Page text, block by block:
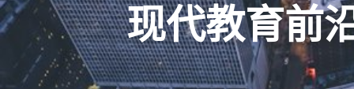
现代教育前